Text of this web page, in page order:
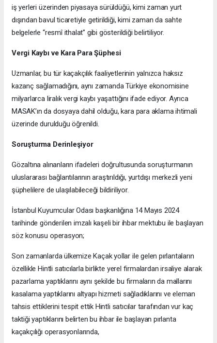
iş yerleri üzerinden piyasaya sürüldüğü, kimi zaman yurt
dışından bavul ticaretiyle getirildiği, kimi zaman da sahte
belgelerle “resmî ithalat” gibi gösterildiği belirtiliyor.
Vergi Kaybı ve Kara Para Şüphesi
Uzmanlar, bu tür kaçakçılık faaliyetlerinin yalnızca haksız
kazanç sağlamadığını, aynı zamanda Türkiye ekonomisine
milyarlarca liralık vergi kaybı yaşattığını ifade ediyor. Ayrıca
MASAK’ın da dosyaya dahil olduğu, kara para aklama ihtimali
üzerinde durulduğu öğrenildi.
Soruşturma Derinleşiyor
Gözaltına alınanların ifadeleri doğrultusunda soruşturmanın
uluslararası bağlantılarının araştırıldığı, yurtdışı merkezli yeni
şüphelilere de ulaşılabileceği bildiriliyor.
İstanbul Kuyumcular Odası başkanlığına 14 Mayıs 2024
tarihinde gönderilen imzalı kaşeli bir ihbar mektubu ile başlayan
söz konusu operasyon;
Son zamanlarda ülkemize Kaçak yollar ile gelen pırlantaların
özellikle Hintli satıcılarla birlikte yerel firmalardan irsaliye alarak
pazarlama yaptıklarını aynı şekilde bu firmaların da mallarını
kasalama yaptıklarını altyapı hizmeti sağladıklarını ve eleman
tahsis ettiklerini tespit ettik Hintli satıcılar tarafından vur kaç
taktiği yaptıklarını belirten bu ihbar ile başlayan pırlanta
kaçakçılığı operasyonlarında,